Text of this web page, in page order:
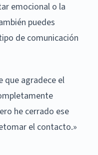
emocional o la
puedes
de comunicación
que agradece el
he cerrado ese
el contacto.»